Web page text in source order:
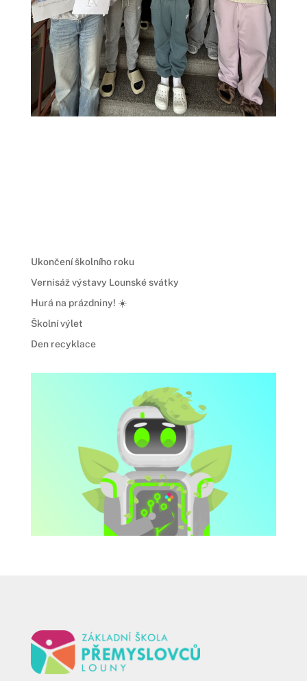
Ukončení školního roku
Vernisáž výstavy Lounské svátky
Hurá na prázdniny! ☀️
Školní výlet
Den recyklace